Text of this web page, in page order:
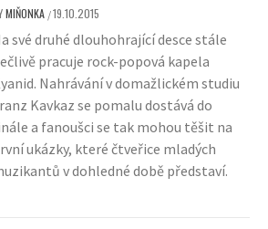
MIŇONKA /19.10.2015
své druhé dlouhohrající desce stále
pracuje rock-popová kapela
Nahrávání v domažlickém studiu
Kavkaz se pomalu dostává do
a fanoušci se tak mohou těšit na
ukázky, které čtveřice mladých
v dohledné době představí.